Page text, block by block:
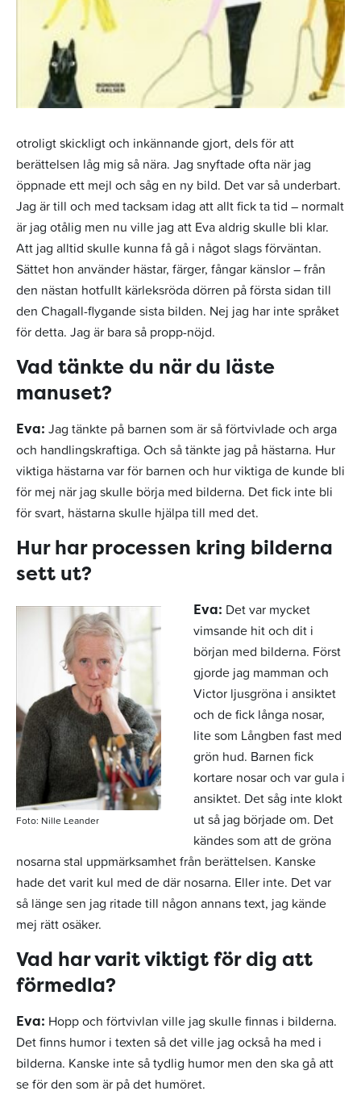
otroligt skickligt och inkännande gjort, dels för att
berättelsen låg mig så nära. Jag snyftade ofta när jag
öppnade ett mejl och såg en ny bild. Det var så underbart.
Jag är till och med tacksam idag att allt fick ta tid – normalt
är jag otålig men nu ville jag att Eva aldrig skulle bli klar.
Att jag alltid skulle kunna få gå i något slags förväntan.
Sättet hon använder hästar, färger, fångar känslor – från
den nästan hotfullt kärleksröda dörren på första sidan till
den Chagall-flygande sista bilden. Nej jag har inte språket
för detta. Jag är bara så propp-nöjd.
Vad tänkte du när du läste
manuset?
Eva: Jag tänkte på barnen som är så förtvivlade och arga
och handlingskraftiga. Och så tänkte jag på hästarna. Hur
viktiga hästarna var för barnen och hur viktiga de kunde bli
för mej när jag skulle börja med bilderna. Det fick inte bli
för svart, hästarna skulle hjälpa till med det.
Hur har processen kring bilderna
sett ut?
Foto: Nille Leander
Eva: Det var mycket
vimsande hit och dit i
början med bilderna. Först
gjorde jag mamman och
Victor ljusgröna i ansiktet
och de fick långa nosar,
lite som Långben fast med
grön hud. Barnen fick
kortare nosar och var gula i
ansiktet. Det såg inte klokt
ut så jag började om. Det
kändes som att de gröna
nosarna stal uppmärksamhet från berättelsen. Kanske
hade det varit kul med de där nosarna. Eller inte. Det var
så länge sen jag ritade till någon annans text, jag kände
mej rätt osäker.
Vad har varit viktigt för dig att
förmedla?
Eva: Hopp och förtvivlan ville jag skulle finnas i bilderna.
Det finns humor i texten så det ville jag också ha med i
bilderna. Kanske inte så tydlig humor men den ska gå att
se för den som är på det humöret.